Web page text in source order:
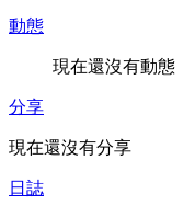
動態
現在還沒有動態
分享
現在還沒有分享
日誌